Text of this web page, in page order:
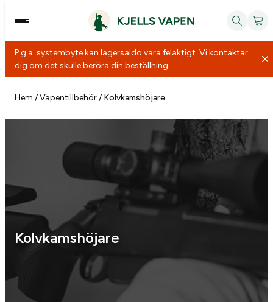
P.g.a. systembyte kan lagersaldo vara felaktigt. Vi kontaktar
dig om det skulle beröra din beställning.
Hem /Vapentillbehör/ Kolvkamshöjare
Kolvkamshöjare